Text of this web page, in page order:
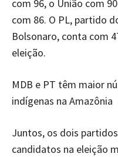
com 96, o União com
com 86. O PL, partido
Bolsonaro, conta com
eleição.
MDB e PT têm maior
indígenas na Amazônia
Juntos, os dois
candidatos na eleição